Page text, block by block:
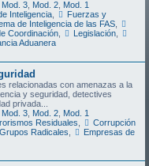
Mod. 3 Mod. 2 Mod. 1
Inteligencia,
Fuerzas y
de Inteligencia de las FAS,
Coordinación, Legislación,
Aduanera
relacionadas con amenazas a la
y seguridad, detectives
privada...
Mod. 3 Mod. 2 Mod. 1
Residuales
Corrupción
Radicales
Empresas de